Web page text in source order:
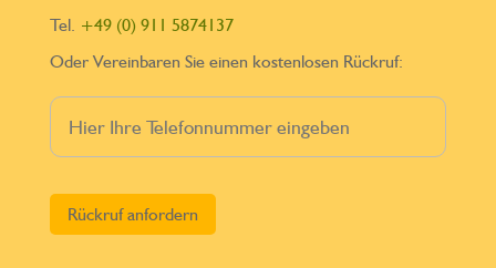
Tel. +49 (0) 911 5874137
Oder Vereinbaren Sie einen kostenlosen Rückruf: